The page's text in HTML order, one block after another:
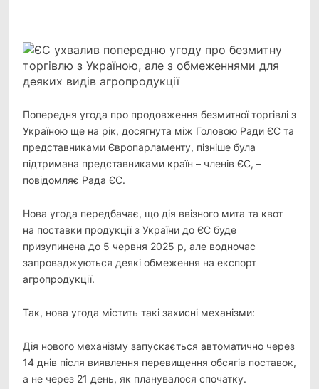
Попередня угода про продовження безмитної торгівлі з
Україною ще на рік, досягнута між Головою Ради ЄС та
представниками Європарламенту, пізніше була
підтримана представниками країн – членів ЄС, –
повідомляє Рада ЄС.
Нова угода передбачає, що дія ввізного мита та квот
на поставки продукції з України до ЄС буде
призупинена до 5 червня 2025 р, але водночас
запроваджуються деякі обмеження на експорт
агропродукції.
Так, нова угода містить такі захисні механізми:
Дія нового механізму запускається автоматично через
14 днів після виявлення перевищення обсягів поставок,
а не через 21 день, як планувалося спочатку.